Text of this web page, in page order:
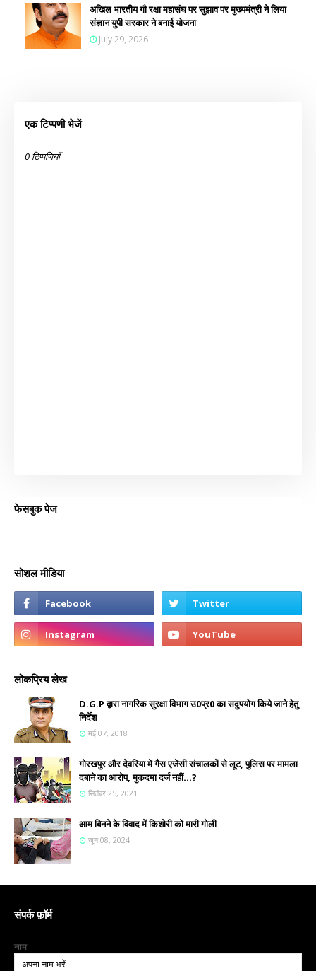
अखिल भारतीय गौ रक्षा महासंघ पर सुझाव पर मुख्यमंत्री ने लिया
संज्ञान युपी सरकार ने बनाई योजना
July 29, 2026
एक टिप्पणी भेजें
0 टिप्पणियाँ
फेसबुक पेज
सोशल मीडिया
लोकप्रिय लेख
D.G.P द्वारा नागरिक सुरक्षा विभाग उ0प्र0 का सदुपयोग किये जाने हेतु
निर्देश
मई 07, 2018
गोरखपुर और देवरिया में गैस एजेंसी संचालकों से लूट, पुलिस पर मामला
दबाने का आरोप, मुकदमा दर्ज नहीं...?
सितंबर 25, 2021
आम बिनने के विवाद में किशोरी को मारी गोली
जून 08, 2024
संपर्क फ़ॉर्म
नाम